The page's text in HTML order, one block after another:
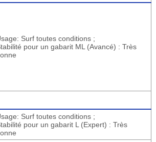
Surf toutes conditions ;
pour un gabarit ML (Avancé) : Très
Surf toutes conditions ;
pour un gabarit L (Expert) : Très